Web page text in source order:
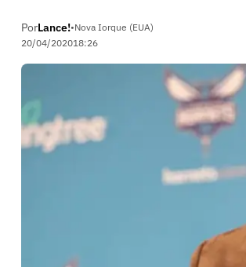
PorLance!•Nova Iorque (EUA)
20/04/202018:26